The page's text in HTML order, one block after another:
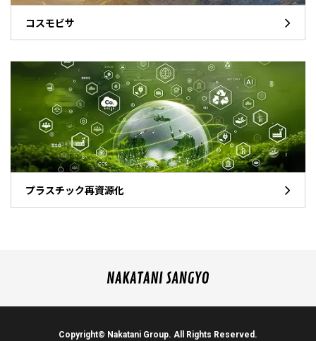
コスモビサ
プラスチック再資源化
Copyright© Nakatani Group. All Rights Reserved.